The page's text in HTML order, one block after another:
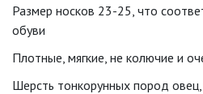
Размер носков 23-25, что
обуви
Плотные, мягкие, не колючие и
Шерсть тонкорунных пород